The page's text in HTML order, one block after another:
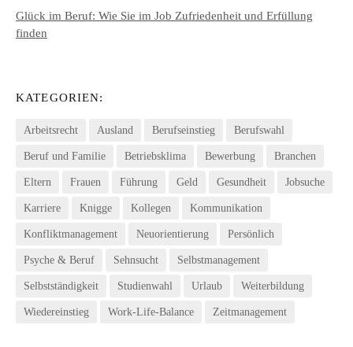
Glück im Beruf: Wie Sie im Job Zufriedenheit und Erfüllung
finden
KATEGORIEN:
Arbeitsrecht Ausland Berufseinstieg Berufswahl
Beruf und Familie Betriebsklima Bewerbung Branchen
Eltern Frauen Führung Geld Gesundheit Jobsuche
Karriere Knigge Kollegen Kommunikation
Konfliktmanagement Neuorientierung Persönlich
Psyche & Beruf Sehnsucht Selbstmanagement
Selbstständigkeit Studienwahl Urlaub Weiterbildung
Wiedereinstieg Work-Life-Balance Zeitmanagement